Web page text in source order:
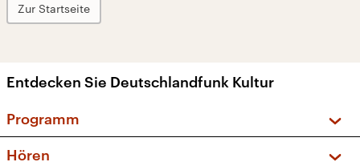
Zur Startseite
Entdecken Sie Deutschlandfunk Kultur
Programm
Hören